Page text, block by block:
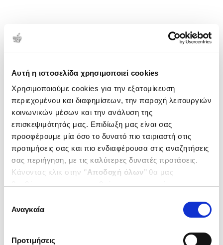
Αυτή η ιστοσελίδα χρησιμοποιεί cookies
Χρησιμοποιούμε cookies για την εξατομίκευση
περιεχομένου και διαφημίσεων, την παροχή λειτουργιών
κοινωνικών μέσων και την ανάλυση της
επισκεψιμότητάς μας. Επιδίωξη μας είναι σας
προσφέρουμε μία όσο το δυνατό πιο ταιριαστή στις
προτιμήσεις σας και πιο ενδιαφέρουσα στις αναζητήσεις
σας περιήγηση, με τις καλύτερες δυνατές προτάσεις.
Κάνοντας κλικ στην ‘’Αποδοχή όλων’’ θα μας
ενδιαφέρουν και να επιλέξετε από τα παρακάτω με την
΄΄και να ενημερωθείτε σχετικά με
συγκατάθεσης
Αναγκαία
Προτιμήσεις